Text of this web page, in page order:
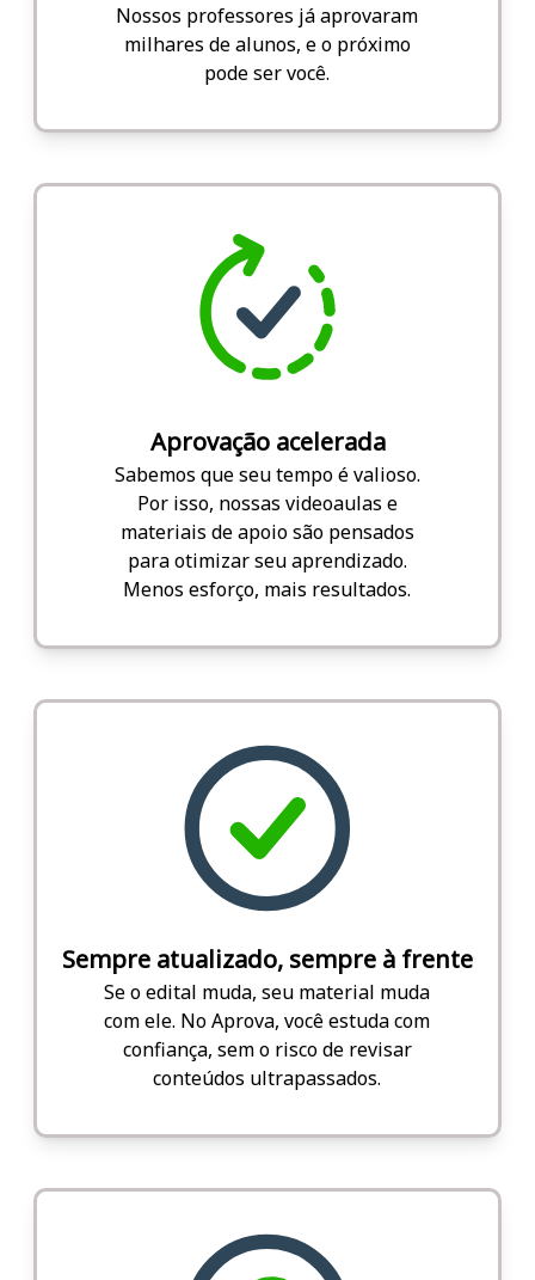
Nossos professores já aprovaram
milhares de alunos, e o próximo
pode ser você.
Aprovação acelerada
Sabemos que seu tempo é valioso.
Por isso, nossas videoaulas e
materiais de apoio são pensados
para otimizar seu aprendizado.
Menos esforço, mais resultados.
Sempre atualizado, sempre à frente
Se o edital muda, seu material muda
com ele. No Aprova, você estuda com
confiança, sem o risco de revisar
conteúdos ultrapassados.